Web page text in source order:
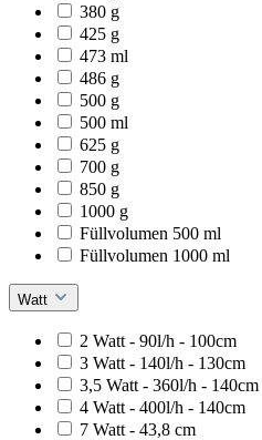
380 g
425 g
473 ml
486 g
500 g
500 ml
625 g
700 g
850 g
1000 g
Füllvolumen 500 ml
Füllvolumen 1000 ml
Watt
2 Watt - 90l/h - 100cm
3 Watt - 140l/h - 130cm
3,5 Watt - 360l/h - 140cm
4 Watt - 400l/h - 140cm
7 Watt - 43,8 cm